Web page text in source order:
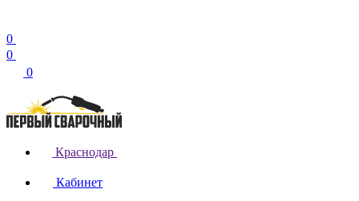
0
0
0
Краснодар
Кабинет